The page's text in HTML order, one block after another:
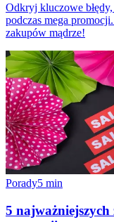
Odkryj kluczowe
podczas mega
zakupów mądrze!
Porady5 min
5 najważniejszych